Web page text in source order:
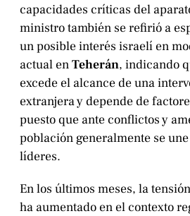
capacidades críticas del
ministro también se refirió a
un posible interés israelí en
actual enTeherán, indicando
excede el alcance de una
extranjera y depende de
puesto que ante conflictos y
población generalmente se
líderes.
En los últimos meses, la
ha aumentado en el contexto